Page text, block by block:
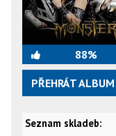
88%
PŘEHRÁT ALBUM
Seznam skladeb: